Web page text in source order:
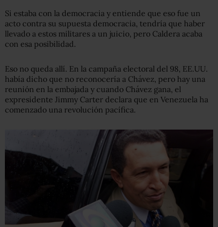
Si estaba con la democracia y entiende que eso fue un
acto contra su supuesta democracia, tendría que haber
llevado a estos militares a un juicio, pero Caldera acaba
con esa posibilidad.
Eso no queda allí. En la campaña electoral del 98, EE.UU.
había dicho que no reconocería a Chávez, pero hay una
reunión en la embajada y cuando Chávez gana, el
expresidente Jimmy Carter declara que en Venezuela ha
comenzado una revolución pacífica.